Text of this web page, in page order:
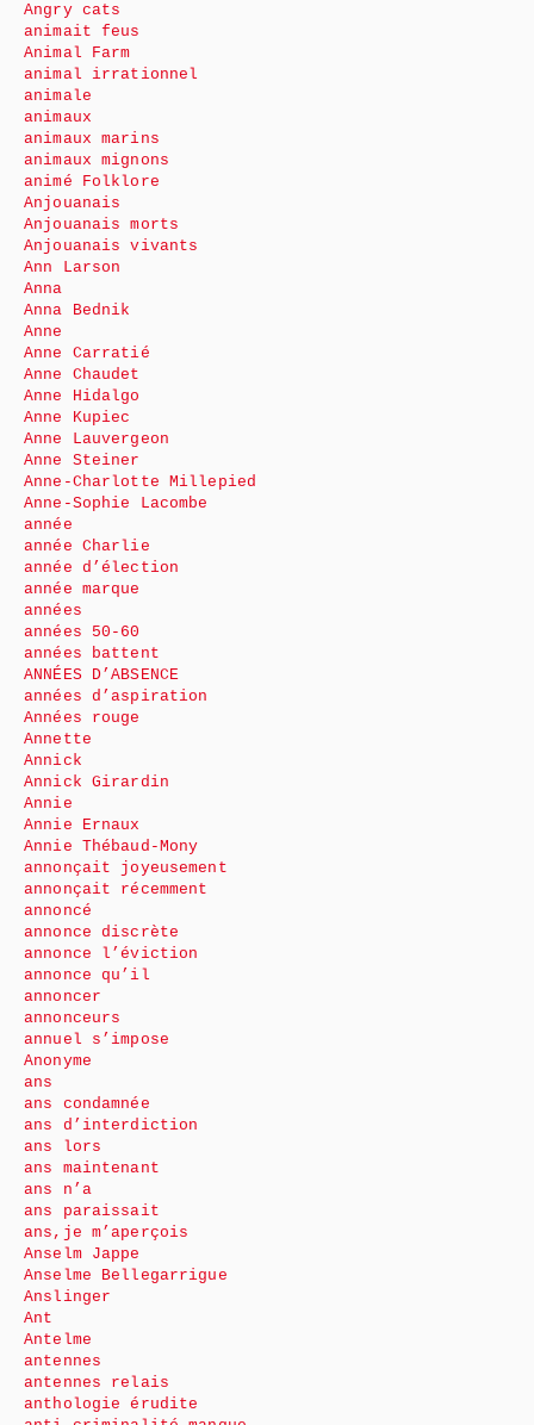
Angry cats
animait feus
Animal Farm
animal irrationnel
animale
animaux
animaux marins
animaux mignons
animé Folklore
Anjouanais
Anjouanais morts
Anjouanais vivants
Ann Larson
Anna
Anna Bednik
Anne
Anne Carratié
Anne Chaudet
Anne Hidalgo
Anne Kupiec
Anne Lauvergeon
Anne Steiner
Anne-Charlotte Millepied
Anne-Sophie Lacombe
année
année Charlie
année d’élection
année marque
années
années 50-60
années battent
ANNÉES D’ABSENCE
années d’aspiration
Années rouge
Annette
Annick
Annick Girardin
Annie
Annie Ernaux
Annie Thébaud-Mony
annonçait joyeusement
annonçait récemment
annoncé
annonce discrète
annonce l’éviction
annonce qu’il
annoncer
annonceurs
annuel s’impose
Anonyme
ans
ans condamnée
ans d’interdiction
ans lors
ans maintenant
ans n’a
ans paraissait
ans,je m’aperçois
Anselm Jappe
Anselme Bellegarrigue
Anslinger
Ant
Antelme
antennes
antennes relais
anthologie érudite